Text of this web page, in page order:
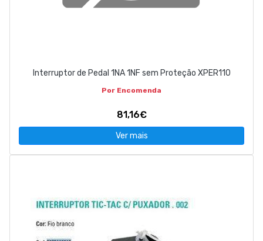
Interruptor de Pedal 1NA 1NF sem Proteção XPER110
Por Encomenda
81,16€
Ver mais